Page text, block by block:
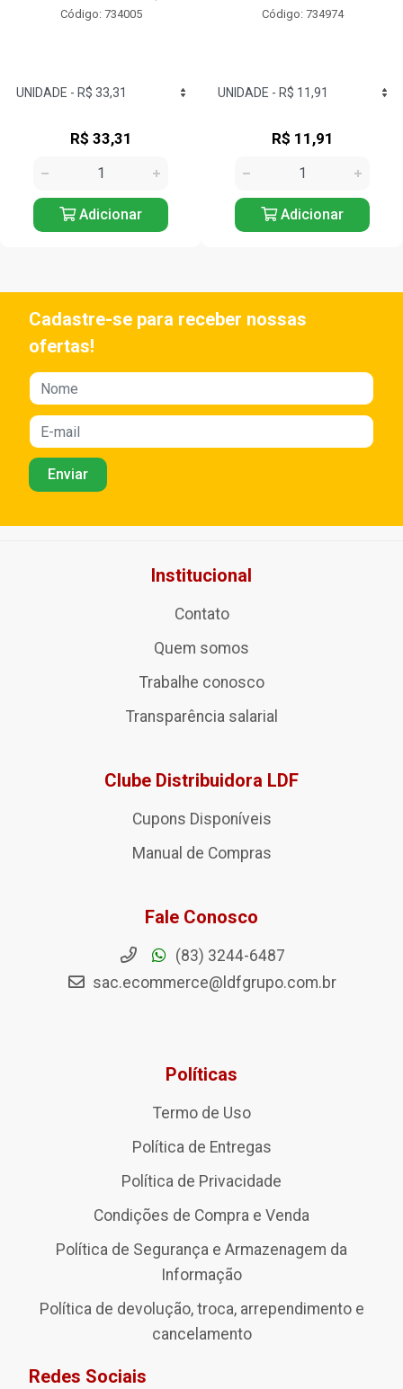
Código: 734005
R$ 33,31
Adicionar
Código: 734974
R$ 11,91
Adicionar
Cadastre-se para receber nossas
ofertas!
Institucional
Contato
Quem somos
Trabalhe conosco
Transparência salarial
Clube Distribuidora LDF
Cupons Disponíveis
Manual de Compras
Fale Conosco
(83) 3244-6487
sac.ecommerce@ldfgrupo.com.br
Políticas
Termo de Uso
Política de Entregas
Política de Privacidade
Condições de Compra e Venda
Política de Segurança e Armazenagem da
Informação
Política de devolução, troca, arrependimento e
cancelamento
Redes Sociais